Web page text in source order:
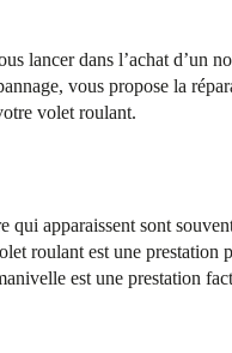
lancer dans l’achat d’un
vous propose la
volet roulant.
qui apparaissent sont
roulant est une prestation
est une prestation